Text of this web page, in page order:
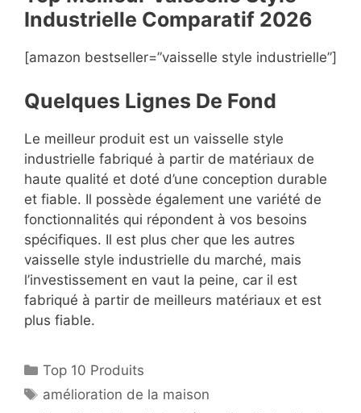
Industrielle Comparatif 2026
[amazon bestseller=”vaisselle style industrielle”]
Quelques Lignes De Fond
Le meilleur produit est un vaisselle style
industrielle fabriqué à partir de matériaux de
haute qualité et doté d’une conception durable
et fiable. Il possède également une variété de
fonctionnalités qui répondent à vos besoins
spécifiques. Il est plus cher que les autres
vaisselle style industrielle du marché, mais
l’investissement en vaut la peine, car il est
fabriqué à partir de meilleurs matériaux et est
plus fiable.
Top 10 Produits
amélioration de la maison